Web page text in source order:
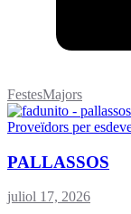
FestesMajors
Proveïdors per
PALLASSOS
juliol 17, 2026